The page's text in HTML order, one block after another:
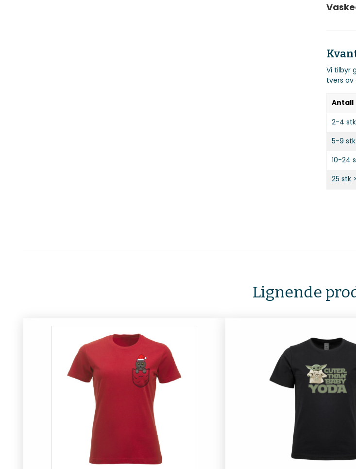
Vi tilbyr
tvers av
Antall
2-4 stk
5-9 stk
10-24
25 stk >
Lignende